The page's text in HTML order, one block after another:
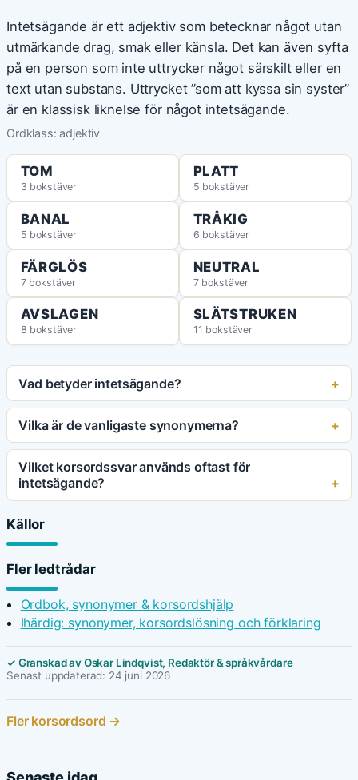
Intetsägande är ett adjektiv som betecknar något utan
utmärkande drag, smak eller känsla. Det kan även syfta
på en person som inte uttrycker något särskilt eller en
text utan substans. Uttrycket ”som att kyssa sin syster”
är en klassisk liknelse för något intetsägande.
Ordklass: adjektiv
TOM
3 bokstäver
PLATT
5 bokstäver
BANAL
5 bokstäver
TRÅKIG
6 bokstäver
FÄRGLÖS
7 bokstäver
NEUTRAL
7 bokstäver
AVSLAGEN
8 bokstäver
SLÄTSTRUKEN
11 bokstäver
Vad betyder intetsägande?
Vilka är de vanligaste synonymerna?
Vilket korsordssvar används oftast för
intetsägande?
Källor
Fler ledtrådar
Ordbok, synonymer & korsordshjälp
Ihärdig: synonymer, korsordslösning och förklaring
✓ Granskad av Oskar Lindqvist, Redaktör & språkvårdare
Senast uppdaterad: 24 juni 2026
Fler korsordsord →